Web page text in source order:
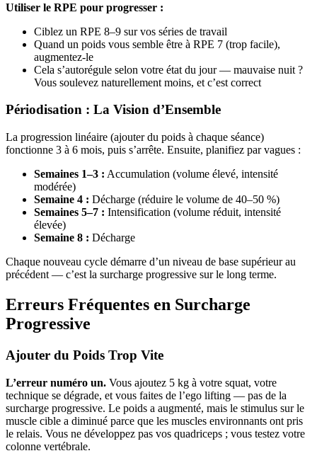
Utiliser le RPE pour progresser :
Ciblez un RPE 8–9 sur vos séries de travail
Quand un poids vous semble être à RPE 7 (trop facile),
augmentez-le
Cela s’autorégule selon votre état du jour — mauvaise nuit ?
Vous soulevez naturellement moins, et c’est correct
Périodisation : La Vision d’Ensemble
La progression linéaire (ajouter du poids à chaque séance)
fonctionne 3 à 6 mois, puis s’arrête. Ensuite, planifiez par vagues :
Semaines 1–3 : Accumulation (volume élevé, intensité
modérée)
Semaine 4 : Décharge (réduire le volume de 40–50 %)
Semaines 5–7 : Intensification (volume réduit, intensité
élevée)
Semaine 8 : Décharge
Chaque nouveau cycle démarre d’un niveau de base supérieur au
précédent — c’est la surcharge progressive sur le long terme.
Erreurs Fréquentes en Surcharge
Progressive
Ajouter du Poids Trop Vite
L’erreur numéro un. Vous ajoutez 5 kg à votre squat, votre
technique se dégrade, et vous faites de l’ego lifting — pas de la
surcharge progressive. Le poids a augmenté, mais le stimulus sur le
muscle cible a diminué parce que les muscles environnants ont pris
le relais. Vous ne développez pas vos quadriceps ; vous testez votre
colonne vertébrale.